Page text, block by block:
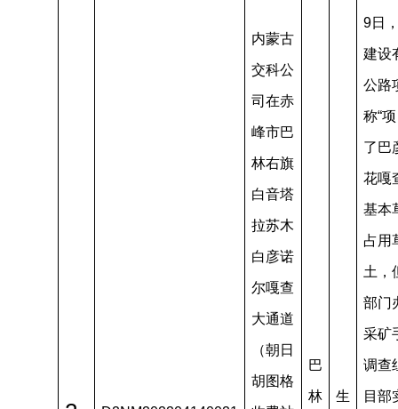
内蒙古
交科公
司在赤
峰市巴
林右旗
白音塔
拉苏木
白彦诺
尔嘎查
大通道
（朝日
胡图格
巴
林 生
9日
建设
公路
称“
了巴
花嘎
基本
占用
土，
部门
采矿
调查
目部